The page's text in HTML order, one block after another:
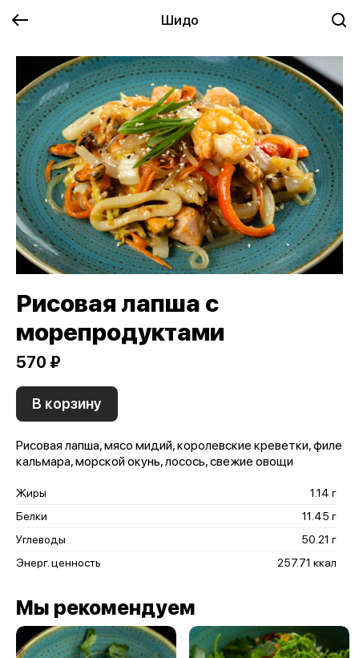
Шидо
Рисовая лапша с
морепродуктами
570 ₽
В корзину
Рисовая лапша, мясо мидий, королевские креветки, филе
кальмара, морской окунь, лосось, свежие овощи
Жиры
1.14 г
Белки
11.45 г
Углеводы
50.21 г
Энерг. ценность
257.71 ккал
Мы рекомендуем